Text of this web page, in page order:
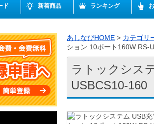
ド 新着商品 ランキング
あしなびHOME > カテゴリ
ション 10ポート160W RS-
ラトックシス
USBCS10-160